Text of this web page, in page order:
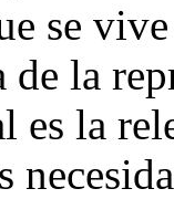
se
de la
la